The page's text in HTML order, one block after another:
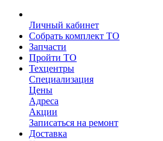
Личный кабинет
Собрать комплект ТО
Запчасти
Пройти ТО
Техцентры
Специализация
Цены
Адреса
Акции
Записаться на ремонт
Доставка